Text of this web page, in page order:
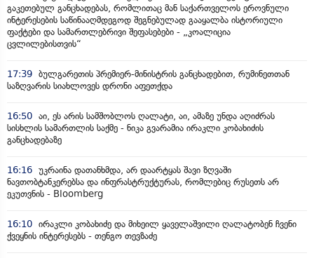
გაკეთებულ განცხადებას, რომლითაც მან საქართველოს ეროვნული
ინტერესების საწინააღმდეგოდ შეგნებულად გააყალბა ისტორიული
ფაქტები და სამართლებრივი შეფასებები - „კოალიცია
ცვლილებისთვის“
17:39 ბულგარეთის პრემიერ-მინისტრის განცხადებით, რუმინეთთან
საზღვარის სიახლოვეს დრონი აფეთქდა
16:50 აი, ეს არის სამშობლოს ღალატი, აი, ამაზე უნდა აღიძრას
სისხლის სამართლის საქმე - ნიკა გვარამია ირაკლი კობახიძის
განცხადებაზე
16:16 უკრაინა დათანხმდა, არ დაარტყას შავი ზღვაში
ნავთობტანკერებსა და ინფრასტრუქტურას, რომლებიც რუსეთს არ
ეკუთვნის - Bloomberg
16:10 ირაკლი კობახიძე და მიხეილ ყაველაშვილი ღალატობენ ჩვენი
ქვეყნის ინტერესებს - თენგო თევზაძე